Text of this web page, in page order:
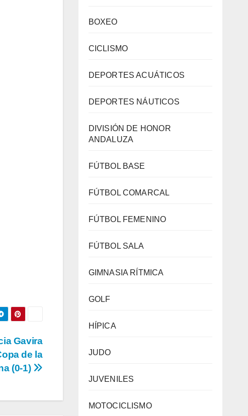
Gavira
de la
(0-1)
BOXEO
CICLISMO
DEPORTES ACUÁTICOS
DEPORTES NÁUTICOS
DIVISIÓN DE HONOR
ANDALUZA
FÚTBOL BASE
FÚTBOL COMARCAL
FÚTBOL FEMENINO
FÚTBOL SALA
GIMNASIA RÍTMICA
GOLF
HÍPICA
JUDO
JUVENILES
MOTOCICLISMO